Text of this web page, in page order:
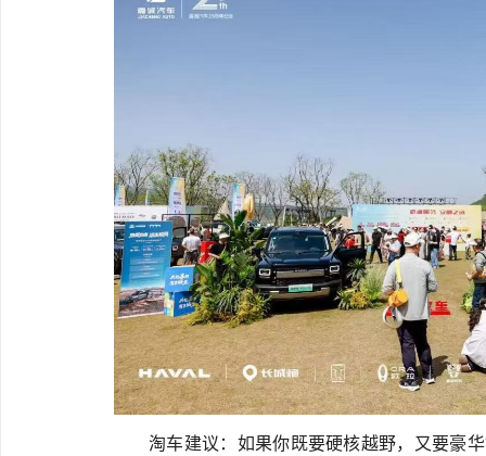
淘车建议：如果你既要硬核越野，又要豪